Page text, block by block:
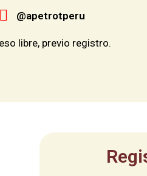
@apetrotperu
libre, previo registro.